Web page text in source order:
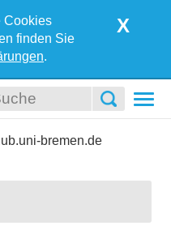
Cookies
finden Sie
.
X
bremen.de